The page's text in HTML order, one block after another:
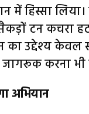
में हिस्सा
टन कचरा
का उद्देश्य केवल
करना भी
अभियान